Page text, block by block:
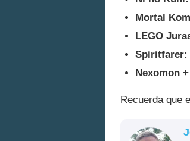
Mortal
LEGO
Spiritfarer:
Nexomon
Recuerda que